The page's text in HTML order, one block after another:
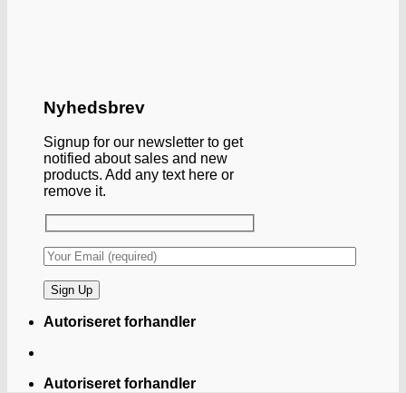
Nyhedsbrev
Signup for our newsletter to get
notified about sales and new
products. Add any text here or
remove it.
Autoriseret forhandler
Autoriseret forhandler